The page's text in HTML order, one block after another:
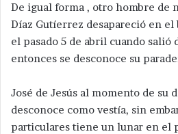
De igual forma , otro hombre de
Díaz Gutíerrez desapareció en
el pasado 5 de abril cuando salió
entonces se desconoce su
José de Jesús al momento de su
desconoce como vestía, sin
particulares tiene un lunar en el